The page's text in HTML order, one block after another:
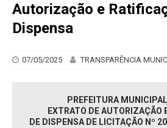
Autorização e
Dispensa
07/05/2025 TRANSPARÊNCIA
PREFEITURA
EXTRATO DE AUTORIZAÇÃO
DE DISPENSA DE LICITAÇÃO Nº